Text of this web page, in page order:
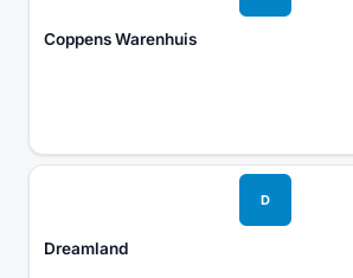
Coppens Warenhuis
D
Dreamland